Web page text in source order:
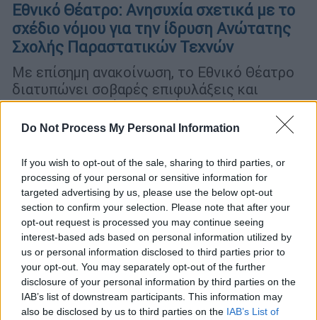
Do Not Process My Personal Information
If you wish to opt-out of the sale, sharing to third parties, or
processing of your personal or sensitive information for
targeted advertising by us, please use the below opt-out
section to confirm your selection. Please note that after your
opt-out request is processed you may continue seeing
interest-based ads based on personal information utilized by
us or personal information disclosed to third parties prior to
your opt-out. You may separately opt-out of the further
disclosure of your personal information by third parties on the
IAB’s list of downstream participants. This information may
also be disclosed by us to third parties on the IAB’s List of
Εθνικό Θέατρο: Ανησυχία σχετικά με το
σχέδιο νόμου για την ίδρυση Ανώτατης
Σχολής Παραστατικών Τεχνών
Με επίσημη ανακοίνωση, το Εθνικό Θέατρο
διατυπώνει σοβαρές επιφυλάξεις και
κατηγορηματικές αντιρρήσεις απέναντι στο
σχέδιο νόμου για την ίδρυση Ανώτατης